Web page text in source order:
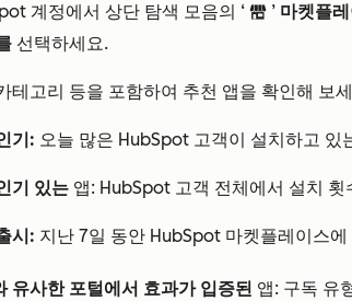
계정에서 상단 탐색 모음의 ‘ marketplace ’ 마켓플
선택하세요.
테고리 등을 포함하여 추천 앱을 확인해 보
기: 오늘 많은 HubSpot 고객이 설치하고 있
기 있는 앱: HubSpot 고객 전체에서 설치
시: 지난 7일 동안 HubSpot 마켓플레이스에
유사한 포털에서 효과가 입증된 앱: 구독 유